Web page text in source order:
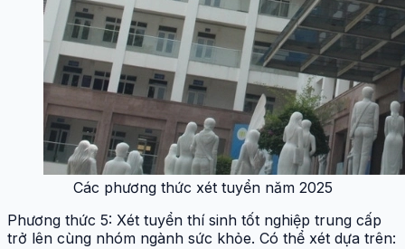
Các phương thức xét tuyển năm 2025
Phương thức 5: Xét tuyển thí sinh tốt nghiệp trung cấp
trở lên cùng nhóm ngành sức khỏe. Có thể xét dựa trên: